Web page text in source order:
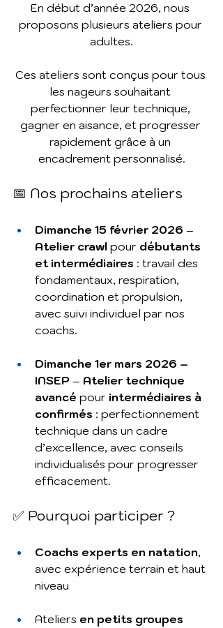
En début d’année 2026, nous
proposons plusieurs ateliers pour
adultes.
Ces ateliers sont conçus pour tous
les nageurs souhaitant
perfectionner leur technique,
gagner en aisance, et progresser
rapidement grâce à un
encadrement personnalisé.
📅 Nos prochains ateliers
Dimanche 15 février 2026 –
Atelier crawl pour débutants
et intermédiaires : travail des
fondamentaux, respiration,
coordination et propulsion,
avec suivi individuel par nos
coachs.
Dimanche 1er mars 2026 –
INSEP – Atelier technique
avancé pour intermédiaires à
confirmés : perfectionnement
technique dans un cadre
d’excellence, avec conseils
individualisés pour progresser
efficacement.
✅ Pourquoi participer ?
Coachs experts en natation,
avec expérience terrain et haut
niveau
Ateliers en petits groupes